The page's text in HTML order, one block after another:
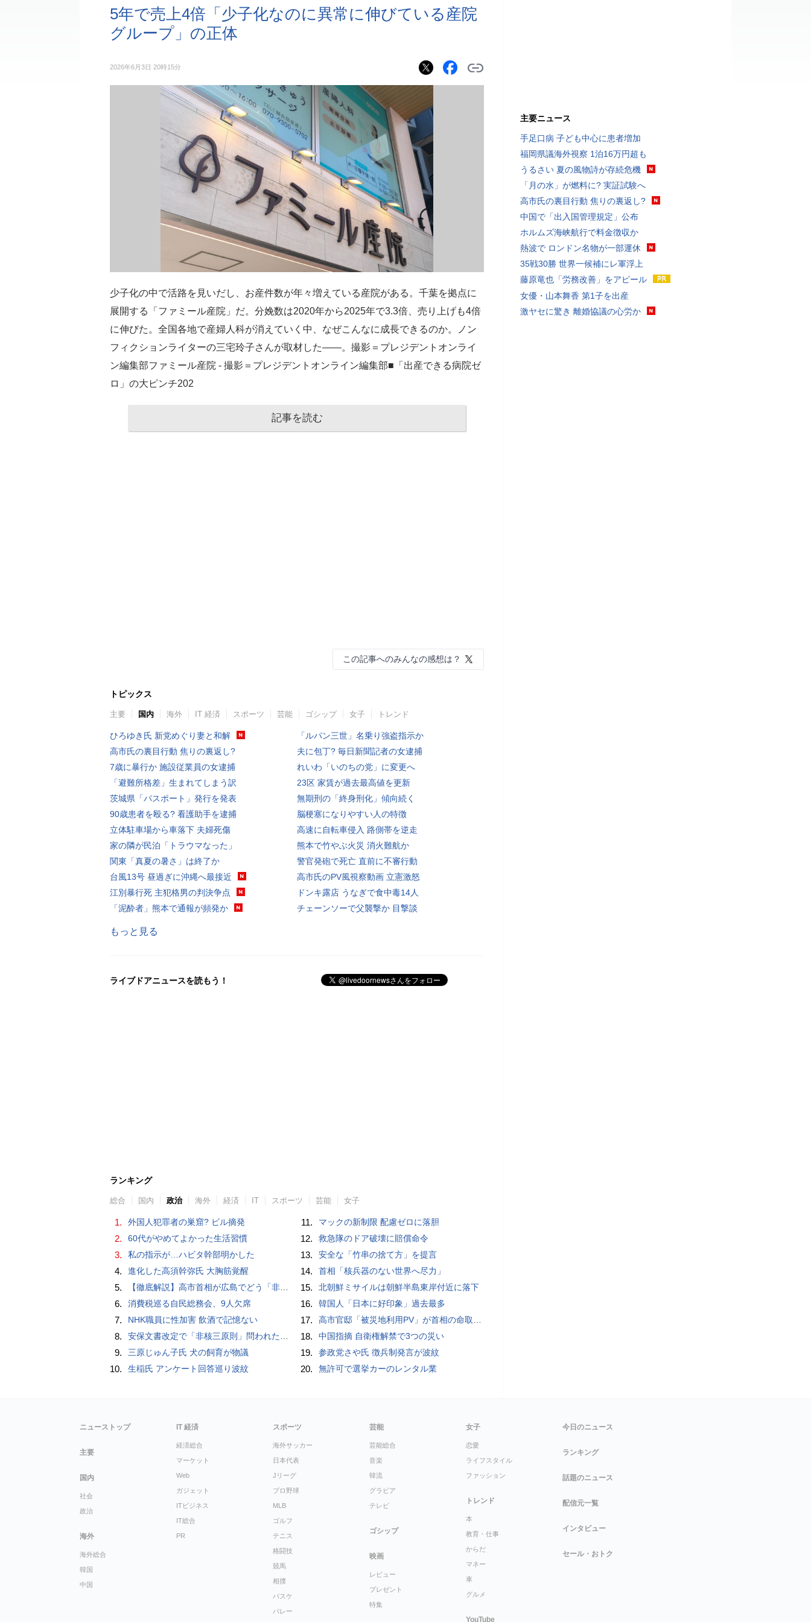
5年で売上4倍「少子化なのに異常に伸びている産院
グループ」の正体
2026年6月3日 20時15分
少子化の中で活路を見いだし、お産件数が年々増えている産院がある。千葉を拠点に
展開する「ファミール産院」だ。分娩数は2020年から2025年で3.3倍、売り上げも4倍
に伸びた。全国各地で産婦人科が消えていく中、なぜこんなに成長できるのか。ノン
フィクションライターの三宅玲子さんが取材した――。撮影＝プレジデントオンライ
ン編集部ファミール産院 - 撮影＝プレジデントオンライン編集部■「出産できる病院ゼ
ロ」の大ピンチ202
記事を読む
この記事へのみんなの感想は？
トピックス
主要 国内 海外 IT 経済 スポーツ 芸能 ゴシップ 女子 トレンド
ひろゆき氏 新党めぐり妻と和解
高市氏の裏目行動 焦りの裏返し?
7歳に暴行か 施設従業員の女逮捕
「避難所格差」生まれてしまう訳
茨城県「パスポート」発行を発表
90歳患者を殴る? 看護助手を逮捕
立体駐車場から車落下 夫婦死傷
家の隣が民泊「トラウマなった」
関東「真夏の暑さ」は終了か
台風13号 昼過ぎに沖縄へ最接近
江別暴行死 主犯格男の判決争点
「泥酔者」熊本で通報が頻発か
「ルパン三世」名乗り強盗指示か
夫に包丁? 毎日新聞記者の女逮捕
れいわ「いのちの党」に変更へ
23区 家賃が過去最高値を更新
無期刑の「終身刑化」傾向続く
脳梗塞になりやすい人の特徴
高速に自転車侵入 路側帯を逆走
熊本で竹やぶ火災 消火難航か
警官発砲で死亡 直前に不審行動
高市氏のPV風視察動画 立憲激怒
ドンキ露店 うなぎで食中毒14人
チェーンソーで父襲撃か 目撃談
もっと見る
ライブドアニュースを読もう！
ランキング
総合 国内 政治 海外 経済 IT スポーツ 芸能 女子
1. 外国人犯罪者の巣窟? ビル摘発
2. 60代がやめてよかった生活習慣
3. 私の指示が…ハビタ幹部明かした
4. 進化した高須幹弥氏 大胸筋覚醒
5. 【徹底解説】高市首相が広島でどう「非核三原則」言及？現状にとどめ将来は明言せず 著書では「邪魔になる」と主張
6. 消費税巡る自民総務会、9人欠席
7. NHK職員に性加害 飲酒で記憶ない
8. 安保文書改定で「非核三原則」問われた高市首相、「私が予断することは差し控える」…堅持維持へ明言避ける
9. 三原じゅん子氏 犬の飼育が物議
10. 生稲氏 アンケート回答巡り波紋
11. マックの新制限 配慮ゼロに落胆
12. 救急隊のドア破壊に賠償命令
13. 安全な「竹串の捨て方」を提言
14. 首相「核兵器のない世界へ尽力」
15. 北朝鮮ミサイルは朝鮮半島東岸付近に落下
16. 韓国人「日本に好印象」過去最多
17. 高市官邸「被災地利用PV」が首相の命取りに？ 安倍元首相“コロナおこもり動画”の二の舞を自民党が危惧
18. 中国指摘 自衛権解禁で3つの災い
19. 参政党さや氏 徴兵制発言が波紋
20. 無許可で選挙カーのレンタル業
主要ニュース
手足口病 子ども中心に患者増加
福岡県議海外視察 1泊16万円超も
うるさい 夏の風物詩が存続危機
「月の水」が燃料に? 実証試験へ
高市氏の裏目行動 焦りの裏返し?
中国で「出入国管理規定」公布
ホルムズ海峡航行で料金徴収か
熱波で ロンドン名物が一部運休
35戦30勝 世界一候補にレ軍浮上
藤原竜也「労務改善」をアピール
女優・山本舞香 第1子を出産
激ヤセに驚き 離婚協議の心労か
ニューストップ
主要
国内
社会
政治
海外
海外総合
韓国
中国
IT 経済
経済総合
マーケット
Web
ガジェット
ITビジネス
IT総合
PR
スポーツ
海外サッカー
日本代表
Jリーグ
プロ野球
MLB
ゴルフ
テニス
格闘技
競馬
相撲
バスケ
バレー
芸能
芸能総合
音楽
韓流
グラビア
テレビ
ゴシップ
映画
レビュー
プレゼント
特集
女子
恋愛
ライフスタイル
ファッション
トレンド
本
教育・仕事
からだ
マネー
車
グルメ
YouTube
今日のニュース
ランキング
話題のニュース
配信元一覧
インタビュー
セール・おトク